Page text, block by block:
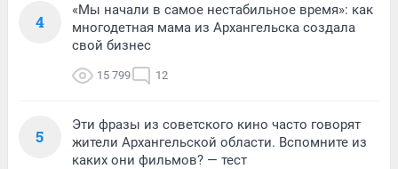
4
«Мы начали в самое нестабильное время»: как
многодетная мама из Архангельска создала
свой бизнес
15 799 12
5
Эти фразы из советского кино часто говорят
жители Архангельской области. Вспомните из
каких они фильмов? — тест